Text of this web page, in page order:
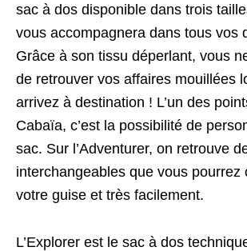
sac à dos disponible dans trois
vous accompagnera dans tous vos
Grâce à son tissu déperlant, vous
de retrouver vos affaires mouillées
arrivez à destination ! L’un des
Cabaïa, c’est la possibilité de
sac. Sur l’Adventurer, on retrouve
interchangeables que vous pourrez
votre guise et très facilement.
L’Explorer est le sac à dos